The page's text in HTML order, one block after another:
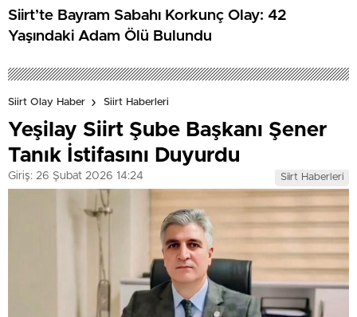
Siirt’te Bayram Sabahı Korkunç Olay: 42
Yaşındaki Adam Ölü Bulundu
Siirt Olay Haber Siirt Haberleri
Yeşilay Siirt Şube Başkanı Şener
Tanık İstifasını Duyurdu
Giriş: 26 Şubat 2026 14:24 Siirt Haberleri